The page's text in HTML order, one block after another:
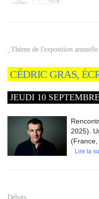
_Thème de l'exposition annuelle
CÉDRIC GRAS,
JEUDI 10
2025).
(France,
Lire la
Débats